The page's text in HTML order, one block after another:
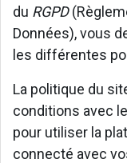
du RGPD
Données), vous
les différentes
La politique du
conditions avec
pour utiliser la
connecté avec